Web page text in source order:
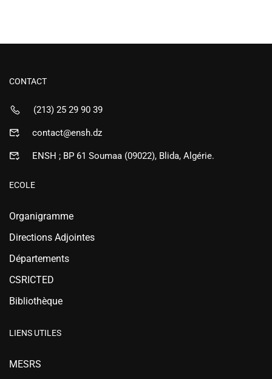
CONTACT
(213) 25 29 90 39
contact@ensh.dz
ENSH ; BP 61 Soumaa (09022), Blida, Algérie.
ECOLE
Organigramme
Directions Adjointes
Départements
CSRICTED
Bibliothèque
LIENS UTILES
MESRS